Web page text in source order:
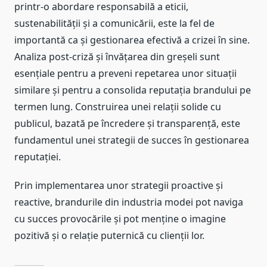
printr-o abordare responsabilă a eticii,
sustenabilității și a comunicării, este la fel de
importantă ca și gestionarea efectivă a crizei în sine.
Analiza post-criză și învățarea din greșeli sunt
esențiale pentru a preveni repetarea unor situații
similare și pentru a consolida reputația brandului pe
termen lung. Construirea unei relații solide cu
publicul, bazată pe încredere și transparență, este
fundamentul unei strategii de succes în gestionarea
reputației.
Prin implementarea unor strategii proactive și
reactive, brandurile din industria modei pot naviga
cu succes provocările și pot menține o imagine
pozitivă și o relație puternică cu clienții lor.